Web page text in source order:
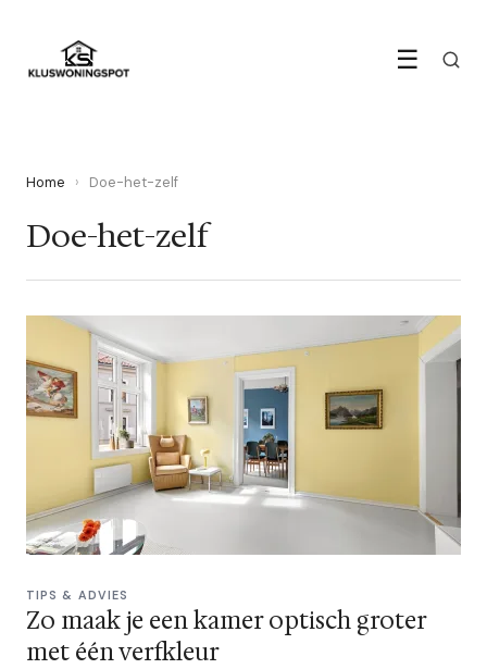
☰
Home › Doe-het-zelf
Doe-het-zelf
TIPS & ADVIES
Zo maak je een kamer optisch groter
met één verfkleur